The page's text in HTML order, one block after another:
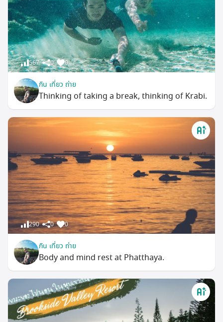
567 0 0
กิน เที่ยว ถ่าย
Thinking of taking a break, thinking of Krabi.
290 0 0
กิน เที่ยว ถ่าย
Body and mind rest at Phatthaya.